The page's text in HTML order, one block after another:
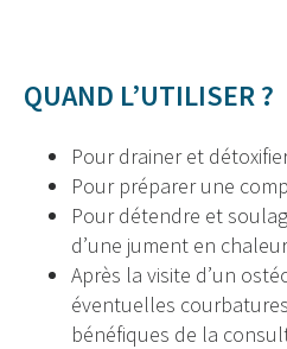
QUAND L’UTILISER ?
Pour drainer et
Pour préparer une
Pour détendre et
d’une jument en
Après la visite d’un
éventuelles
bénéfiques de la